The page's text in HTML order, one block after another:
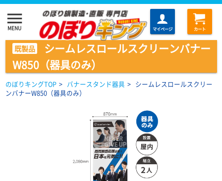
menu
MENU マイページ カート
既製品
シームレスロールスクリーンバナー
W850（器具のみ）
のぼりキングTOP > バナースタンド器具 > シームレスロールスクリー
ンバナーW850（器具のみ）